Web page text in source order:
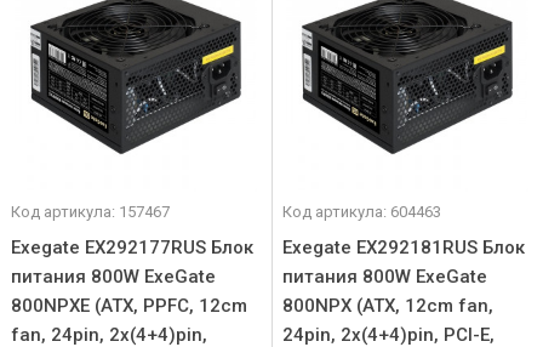
Код артикула: 157467
Exegate EX292177RUS Блок
питания 800W ExeGate
800NPXE (ATX, PPFC, 12cm
fan, 24pin, 2x(4+4)pin,
Код артикула: 604463
Exegate EX292181RUS Блок
питания 800W ExeGate
800NPX (ATX, 12cm fan,
24pin, 2x(4+4)pin, PCI-E,